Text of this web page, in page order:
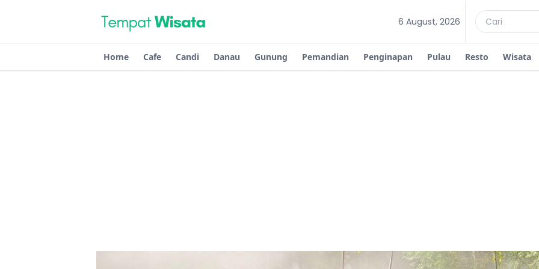
6 August, 2026
Home Cafe Candi Danau Gunung Pemandian Penginapan Pulau Resto Wisata